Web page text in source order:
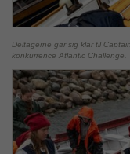
Deltagerne gør sig klar til
konkurrence Atlantic Challenge.